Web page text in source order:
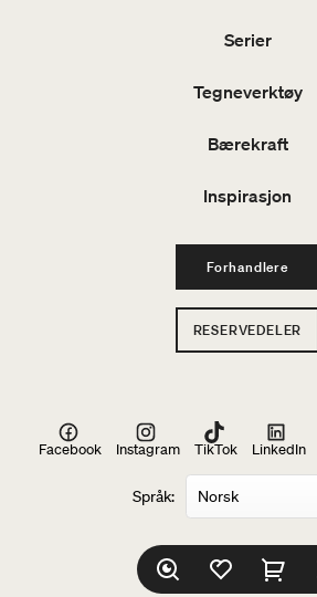
Serier
Tegneverktøy
Bærekraft
Inspirasjon
Forhandlere
RESERVEDELER
Språk:
Facebook Instagram TikTok LinkedIn